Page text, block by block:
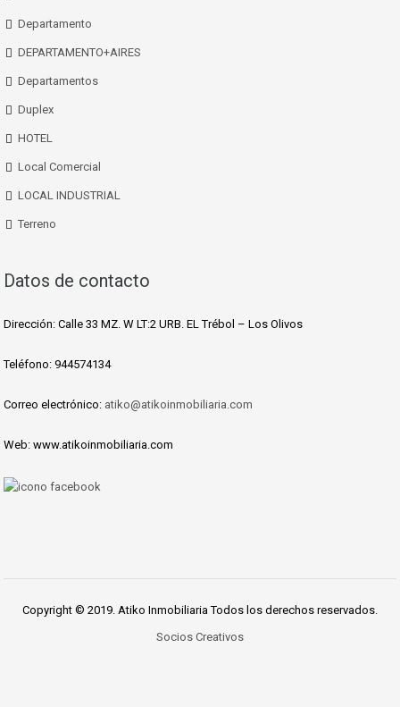
Departamento
DEPARTAMENTO+AIRES
Departamentos
Duplex
HOTEL
Local Comercial
LOCAL INDUSTRIAL
Terreno
Datos de contacto
Dirección: Calle 33 MZ. W LT:2 URB. EL Trébol – Los Olivos
Teléfono: 944574134
Correo electrónico: atiko@atikoinmobiliaria.com
Web: www.atikoinmobiliaria.com
Copyright © 2019. Atiko Inmobiliaria Todos los derechos reservados.
Socios Creativos